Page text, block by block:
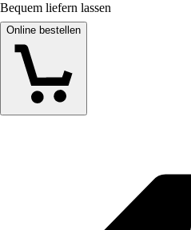
Bequem liefern lassen
Online bestellen